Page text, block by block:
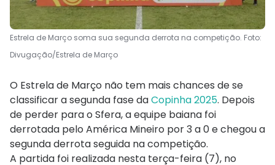
Estrela de Março soma sua segunda derrota na competição. Foto:
Divugação/Estrela de Março
O Estrela de Março não tem mais chances de se
classificar a segunda fase daCopinha 2025. Depois
de perder para o Sfera, a equipe baiana foi
derrotada pelo América Mineiro por 3 a 0 e chegou a
segunda derrota seguida na competição.
A partida foi realizada nesta terça-feira (7), no